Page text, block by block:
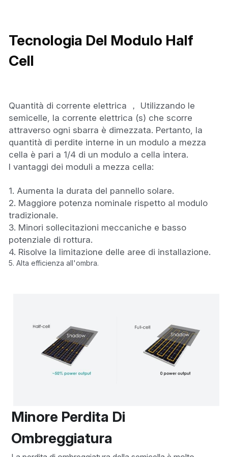
Arabo
Inglese
Finlandese
Turco
Olandese
Ucraino
Hindi
Malese
Tailandese
Slovacco
Giapponese
Tecnologia Del Modulo Half
Cell
Quantità di corrente elettrica ， Utilizzando le
semicelle, la corrente elettrica (s) che scorre
attraverso ogni sbarra è dimezzata. Pertanto, la
quantità di perdite interne in un modulo a mezza
cella è pari a 1/4 di un modulo a cella intera.
I vantaggi dei moduli a mezza cella:
1. Aumenta la durata del pannello solare.
2. Maggiore potenza nominale rispetto al modulo
tradizionale.
3. Minori sollecitazioni meccaniche e basso
potenziale di rottura.
4. Risolve la limitazione delle aree di installazione.
5. Alta efficienza all'ombra.
Minore Perdita Di
Ombreggiatura